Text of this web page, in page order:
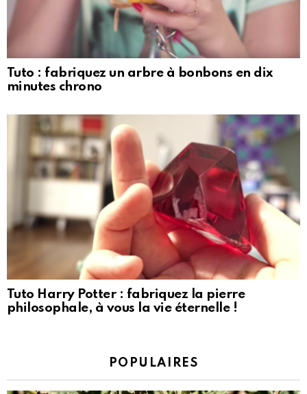
Tuto : fabriquez un arbre à bonbons en dix
minutes chrono
Tuto Harry Potter : fabriquez la pierre
philosophale, à vous la vie éternelle !
POPULAIRES